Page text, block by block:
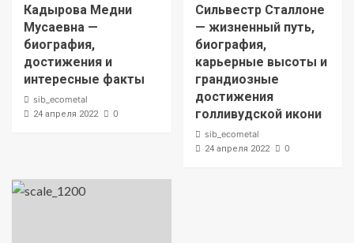
Кадырова Медни
Мусаевна —
биография,
достижения и
интересные факты
sib_ecometal
24 апреля 2022 0
Сильвестр Сталлоне
— жизненный путь,
биография,
карьерные высоты и
грандиозные
достижения
голливудской икони
sib_ecometal
24 апреля 2022 0